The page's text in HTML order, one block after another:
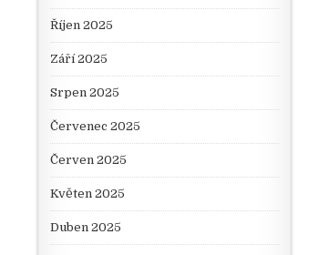
Říjen 2025
Září 2025
Srpen 2025
Červenec 2025
Červen 2025
Květen 2025
Duben 2025